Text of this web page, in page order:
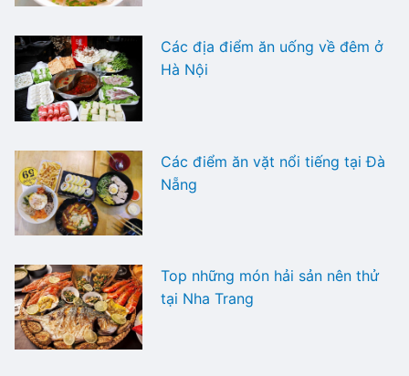
Các địa điểm ăn uống về đêm ở
Hà Nội
Các điểm ăn vặt nổi tiếng tại Đà
Nẵng
Top những món hải sản nên thử
tại Nha Trang